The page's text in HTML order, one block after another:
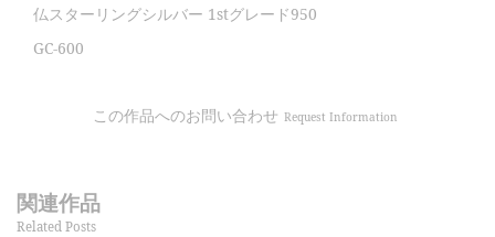
仏スターリングシルバー 1stグレード950
GC-600
この作品へのお問い合わせ Request Information
関連作品
Related Posts